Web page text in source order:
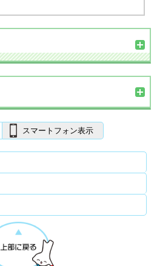
スマートフォン表示